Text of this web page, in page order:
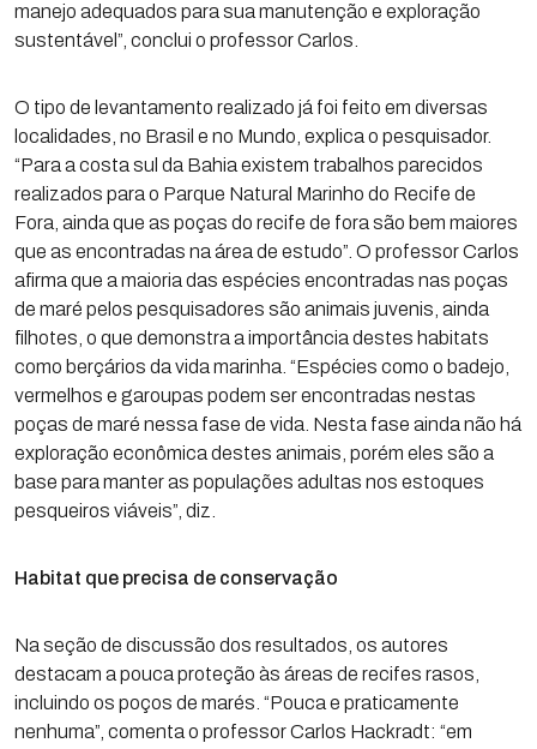
manejo adequados para sua manutenção e exploração
sustentável”, conclui o professor Carlos.
O tipo de levantamento realizado já foi feito em diversas
localidades, no Brasil e no Mundo, explica o pesquisador.
“Para a costa sul da Bahia existem trabalhos parecidos
realizados para o Parque Natural Marinho do Recife de
Fora, ainda que as poças do recife de fora são bem maiores
que as encontradas na área de estudo”. O professor Carlos
afirma que a maioria das espécies encontradas nas poças
de maré pelos pesquisadores são animais juvenis, ainda
filhotes, o que demonstra a importância destes habitats
como berçários da vida marinha. “Espécies como o badejo,
vermelhos e garoupas podem ser encontradas nestas
poças de maré nessa fase de vida. Nesta fase ainda não há
exploração econômica destes animais, porém eles são a
base para manter as populações adultas nos estoques
pesqueiros viáveis”, diz.
Habitat que precisa de conservação
Na seção de discussão dos resultados, os autores
destacam a pouca proteção às áreas de recifes rasos,
incluindo os poços de marés. “Pouca e praticamente
nenhuma”, comenta o professor Carlos Hackradt: “em